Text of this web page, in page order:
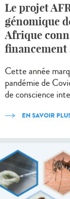
Le projet
génomique
Afrique
Cette année
pandémie de
de conscience
EN SAVOIR